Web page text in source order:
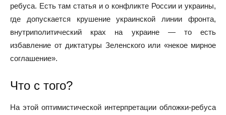
ребуса. Есть там статья и о конфликте России и украины,
где допускается крушение украинской линии фронта,
внутриполитический крах на украине — то есть
избавление от диктатуры Зеленского или «некое мирное
соглашение».
Что с того?
На этой оптимистической интерпретации обложки-ребуса